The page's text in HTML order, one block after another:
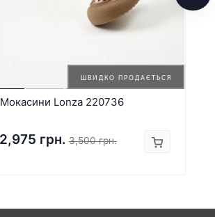
ШВИДКО ПРОДАЄТЬСЯ
Мокасини Lonza 220736
2,975 грн. 3,500 грн.